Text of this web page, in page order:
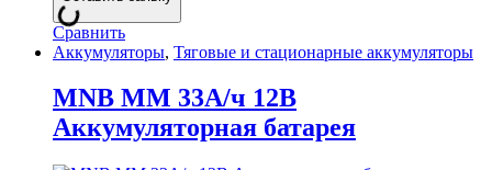
Сравнить
Аккумуляторы, Тяговые и стационарные аккумуляторы
MNB MM 33А/ч 12В
Аккумуляторная батарея